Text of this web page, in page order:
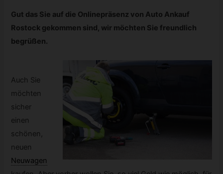
Gut das Sie auf die Onlinepräsenz von Auto Ankauf
Rostock gekommen sind, wir möchten Sie freundlich
begrüßen.
Auch Sie
möchten
sicher
einen
schönen,
neuen
Neuwagen